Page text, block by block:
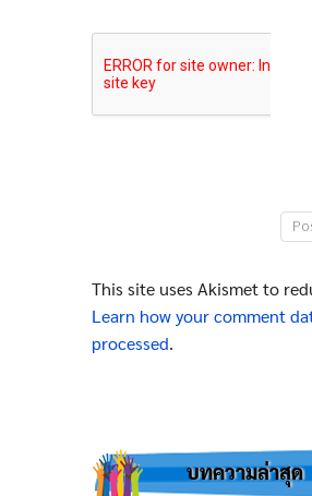
This site uses Akismet to
Learn how your comment
processed.
บทความล่าสุด